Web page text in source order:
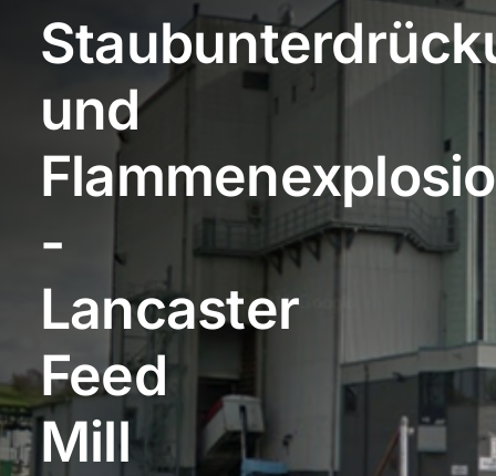
Von uns unterstützte Branchen
Fallstudien
Ressourcen
Kontakt
und
-
Lancaster
Feed
Mill